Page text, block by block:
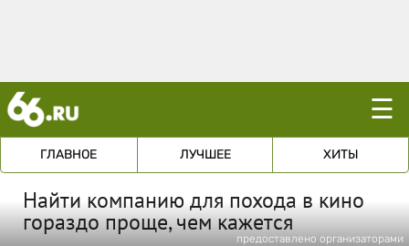
☰
ГЛАВНОЕ ЛУЧШЕЕ ХИТЫ
Найти компанию для похода в кино
гораздо проще, чем кажется
предоставлено организаторами